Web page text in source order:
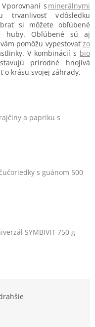
porovnaní s minerálnymi
trvanlivosť v dôsledku
si môžete obľúbené
huby. Obľúbené sú aj
pomôžu vypestovaťzo
V kombinácií s bio
prírodné hnojivá
o krásu svojej záhrady.
a papriku s
s guánom 500
SYMBIVIT 750 g